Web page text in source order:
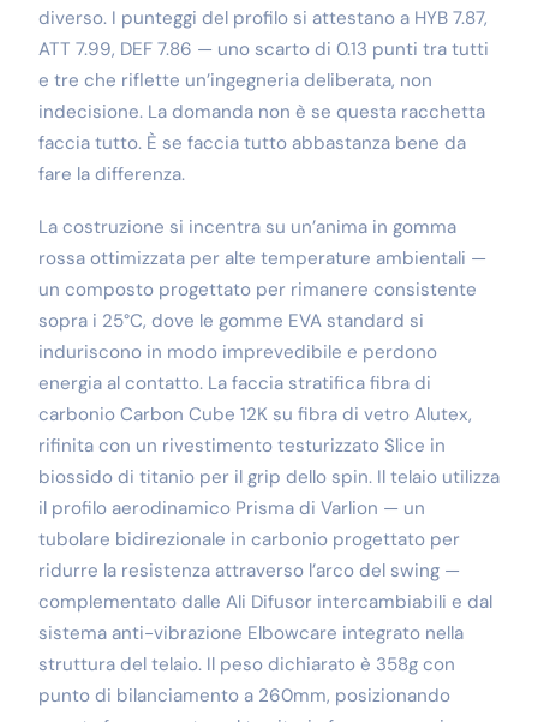
diverso. I punteggi del profilo si attestano a HYB 7.87,
ATT 7.99, DEF 7.86 — uno scarto di 0.13 punti tra tutti
e tre che riflette un’ingegneria deliberata, non
indecisione. La domanda non è se questa racchetta
faccia tutto. È se faccia tutto abbastanza bene da
fare la differenza.
La costruzione si incentra su un’anima in gomma
rossa ottimizzata per alte temperature ambientali —
un composto progettato per rimanere consistente
sopra i 25°C, dove le gomme EVA standard si
induriscono in modo imprevedibile e perdono
energia al contatto. La faccia stratifica fibra di
carbonio Carbon Cube 12K su fibra di vetro Alutex,
rifinita con un rivestimento testurizzato Slice in
biossido di titanio per il grip dello spin. Il telaio utilizza
il profilo aerodinamico Prisma di Varlion — un
tubolare bidirezionale in carbonio progettato per
ridurre la resistenza attraverso l’arco del swing —
complementato dalle Ali Difusor intercambiabili e dal
sistema anti-vibrazione Elbowcare integrato nella
struttura del telaio. Il peso dichiarato è 358g con
punto di bilanciamento a 260mm, posizionando